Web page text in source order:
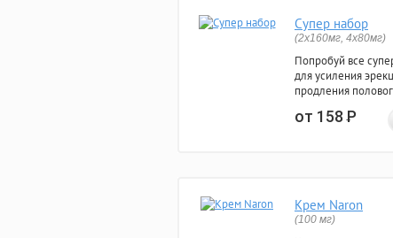
Супер набор
(2х160мг, 4х80мг)
Попробуй все
для усиления
продления
от 158Р
Крем Naron
(100 мг)